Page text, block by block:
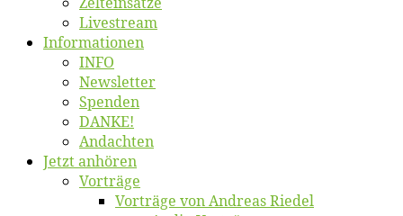
Live­stream
Informatio­nen
INFO
News­let­ter
Spen­den
DANKE!
An­dach­ten
Jetzt an­hö­ren
Vor­trä­ge
Vor­trä­ge von An­dre­as Riedel